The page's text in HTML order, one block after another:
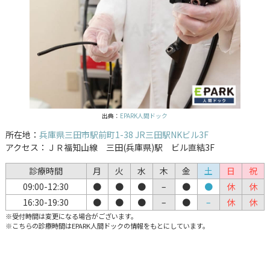
出典： EPARK人間ドック
所在地： 兵庫県三田市駅前町1-38 JR三田駅NKビル3F
アクセス：ＪＲ福知山線 三田(兵庫県)駅 ビル直結3F
診療時間
月 火 水 木 金 土 日
祝
09:00-12:30
● ● ● – ● ● 休
休
16:30-19:30
● ● ● – ● – 休 休
※受付時間は変更になる場合がございます。
※こちらの診療時間はEPARK人間ドックの情報をもとにしています。